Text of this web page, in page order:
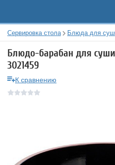
Сервировка стола Блюда для
Блюдо-барабан для суши
3021459
К сравнению